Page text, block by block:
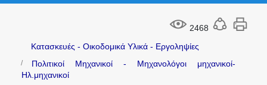
2468
Κατασκευές - Οικοδομικά Υλικά - Εργοληψίες
Πολιτικοί Μηχανικοί - Μηχανολόγοι μηχανικοί-
Ηλ.μηχανικοί